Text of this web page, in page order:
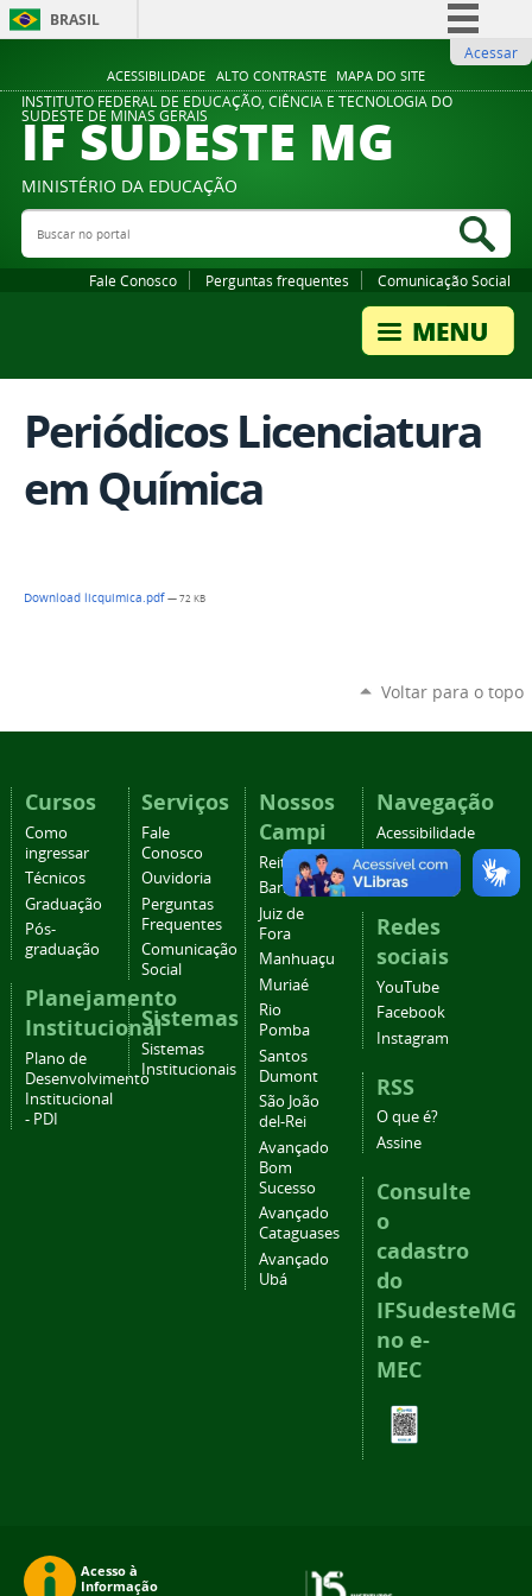
ACESSIBILIDADE ALTO CONTRASTE MAPA DO SITE
BRASIL
Comunica BR
Participe
Legislação
Acessar
INSTITUTO FEDERAL DE EDUCAÇÃO, CIÊNCIA E TECNOLOGIA DO
SUDESTE DE MINAS GERAIS
IF SUDESTE MG
MINISTÉRIO DA EDUCAÇÃO
Buscar no portal
Fale Conosco Perguntas frequentes Comunicação Social
Periódicos Licenciatura
em Química
Download licquimica.pdf— 72 KB
Voltar para o topo
Cursos
Como
ingressar
Técnicos
Graduação
Pós-
graduação
Planejamento
Institucional
Plano de
Desenvolvimento
Institucional
- PDI
Serviços
Fale
Conosco
Ouvidoria
Perguntas
Frequentes
Comunicação
Social
Sistemas
Sistemas
Institucionais
Nossos
Campi
Reitoria
Barbacena
Juiz de
Fora
Manhuaçu
Muriaé
Rio
Pomba
Santos
Dumont
São João
del-Rei
Avançado
Bom
Sucesso
Avançado
Cataguases
Avançado
Ubá
Navegação
Acessibilidade
Mapa do
site
Redes
sociais
YouTube
Facebook
Instagram
RSS
O que é?
Assine
Consulte
o
cadastro
do
IFSudesteMG
no e-
MEC